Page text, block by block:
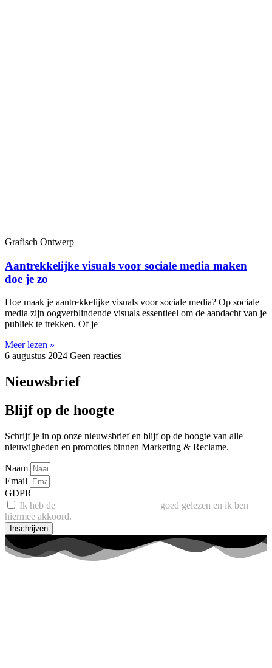
Grafisch Ontwerp
Aantrekkelijke visuals voor sociale media maken
doe je zo
Hoe maak je aantrekkelijke visuals voor sociale media? Op sociale
media zijn oogverblindende visuals essentieel om de aandacht van je
publiek te trekken. Of je
Meer lezen »
6 augustus 2024 Geen reacties
Nieuwsbrief
Blijf op de hoogte
Schrijf je in op onze nieuwsbrief en blijf op de hoogte van alle
nieuwigheden en promoties binnen Marketing & Reclame.
Naam
Email
GDPR
Ik heb de
goed gelezen en ik ben
hiermee akkoord.
Inschrijven